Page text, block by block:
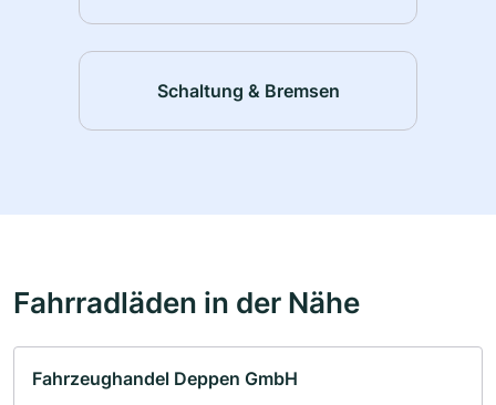
Schaltung & Bremsen
Fahrradläden in der Nähe
Fahrzeughandel Deppen GmbH